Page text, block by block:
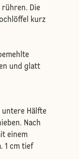
Die
kurz
und glatt
untere Hälfte
Nach
einem
1 cm tief